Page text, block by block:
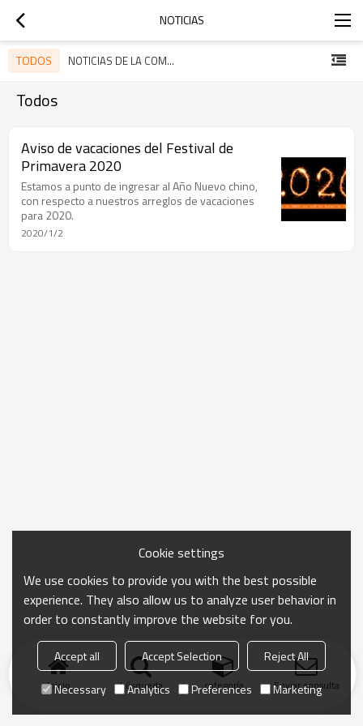
NOTICIAS
TODOS NOTICIAS DE LA COMPAÑÍA
Todos
Aviso de vacaciones del Festival de
Primavera 2020
Estamos a punto de ingresar al Año Nuevo chino,
con respecto a nuestros arreglos de vacaciones
para 2020.
2020/1/2
Inicio búsqueda categoría Enviar consulta
Cookie settings
We use cookies to provide you with the best possible
experience. They also allow us to analyze user behavior in
order to constantly improve the website for you.
Accept all Accept Selection
Reject All
Necessary
Analytics Preferences Marketing